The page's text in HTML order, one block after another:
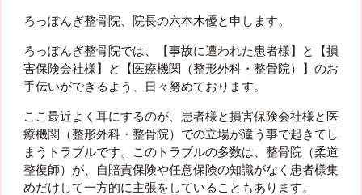
ろっぽんぎ整骨院、院長の六本木優と申します。
ろっぽんぎ整骨院では、【事故に遭われた患者様】と【損
害保険会社様】と【医療機関（整形外科・整骨院）】のお
手伝いができるよう、日々努めております。
ここ最近よく耳にするのが、患者様と損害保険会社様と医
療機関（整形外科・整骨院）での立場が違う事で起きてし
まうトラブルです。このトラブルの多数は、整骨院（柔道
整復師）が、自賠責保険や任意保険の知識がなく患者様集
めだけして一方的に主張をしていることもあります。